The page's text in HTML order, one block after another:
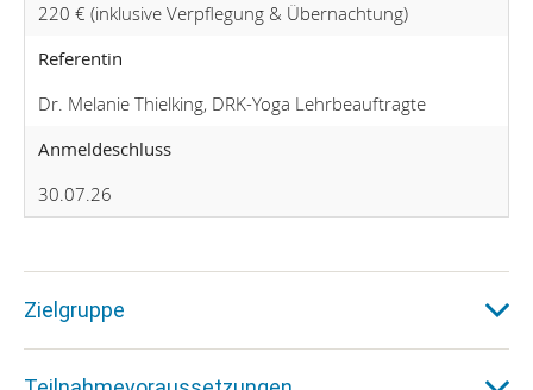
220 € (inklusive Verpflegung & Übernachtung)
Referentin
Dr. Melanie Thielking, DRK-Yoga Lehrbeauftragte
Anmeldeschluss
30.07.26
Zielgruppe